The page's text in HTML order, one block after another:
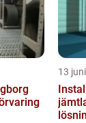
13
jämtland så